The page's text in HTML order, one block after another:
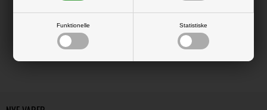
Funktionelle Statistiske
LÆS OG BLIV INSPIRERET
Læs flere artikler...